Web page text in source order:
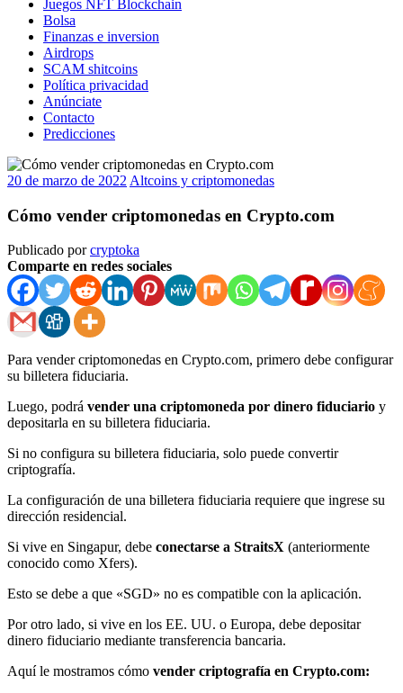
Juegos NFT Blockchain
Bolsa
Finanzas e inversion
Airdrops
SCAM shitcoins
Política privacidad
Anúnciate
Contacto
Predicciones
20 de marzo de 2022 Altcoins y criptomonedas
Cómo vender criptomonedas en Crypto.com
Publicado porcryptoka
Comparte en redes sociales
Para vender criptomonedas en Crypto.com, primero debe configurar
su billetera fiduciaria.
Luego, podrá vender una criptomoneda por dinero fiduciario y
depositarla en su billetera fiduciaria.
Si no configura su billetera fiduciaria, solo puede convertir
criptografía.
La configuración de una billetera fiduciaria requiere que ingrese su
dirección residencial.
Si vive en Singapur, debe conectarse a StraitsX (anteriormente
conocido como Xfers).
Esto se debe a que «SGD» no es compatible con la aplicación.
Por otro lado, si vive en los EE. UU. o Europa, debe depositar
dinero fiduciario mediante transferencia bancaria.
Aquí le mostramos cómo vender criptografía en Crypto.com: